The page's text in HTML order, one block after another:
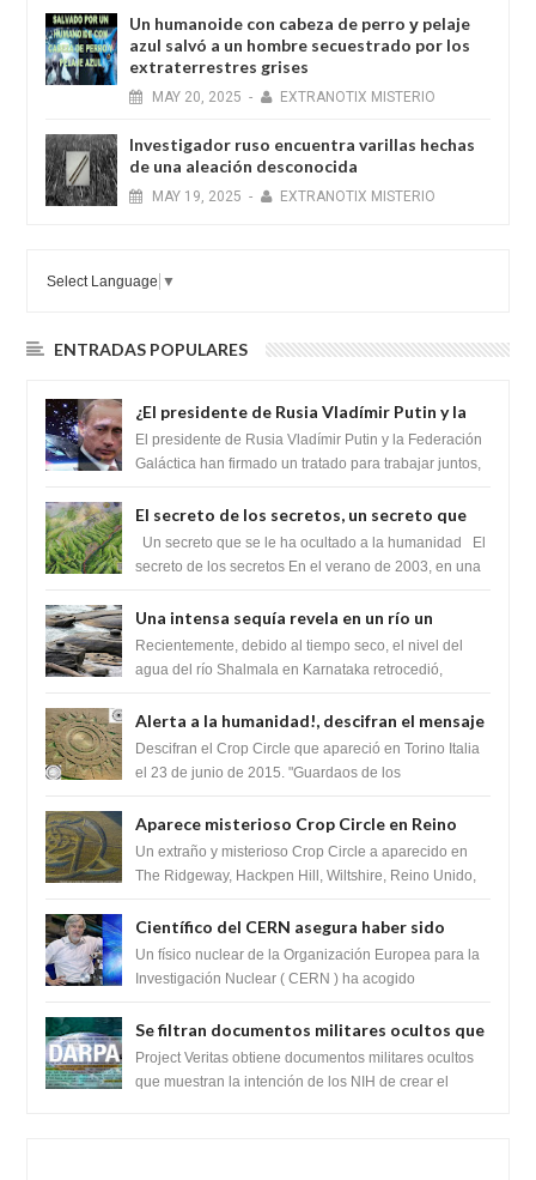
Un humanoide con cabeza de perro у pelaje
azul salvó a un hombre secuestrado por los
extraterrestres grises
MAY 20, 2025 - EXTRANOTIX MISTERIO
Investigador ruso encuentra varillas hechas
de una aleación desconocida
MAY 19, 2025 - EXTRANOTIX MISTERIO
Select Language ▼
ENTRADAS POPULARES
¿El presidente de Rusia Vladímir Putin y la
Federación Galactica han firmado un
tratado para acabar con los Sionistas?
El presidente de Rusia Vladímir Putin y la Federación
Galáctica han firmado un tratado para trabajar juntos,
El secreto de los secretos, un secreto que
cambiaría por completo el destino de la
humanidad
Un secreto que se le ha ocultado a la humanidad El
secreto de los secretos En el verano de 2003, en una
Una intensa sequía revela en un río un
impresionante hallazgo de miles de Shiva
Lingas
Recientemente, debido al tiempo seco, el nivel del
agua del río Shalmala en Karnataka retrocedió,
Alerta a la humanidad!, descifran el mensaje
del Crop Circle de Torino ,Italia
Descifran el Crop Circle que apareció en Torino Italia
el 23 de junio de 2015. "Guardaos de los
Aparece misterioso Crop Circle en Reino
Unido 23 de junio 2016
Un extraño y misterioso Crop Circle a aparecido en
The Ridgeway, Hackpen Hill, Wiltshire, Reino Unido,
Científico del CERN asegura haber sido
ayudado por seres de luz durante una
prueba del Colisionador de Hadrones
Un físico nuclear de la Organización Europea para la
Investigación Nuclear ( CERN ) ha acogido
Se filtran documentos militares ocultos que
muestran la intención de los NIH de crear el
SARS-CoV-2, utilizando la investigación de
Project Veritas obtiene documentos militares ocultos
que muestran la intención de los NIH de crear el